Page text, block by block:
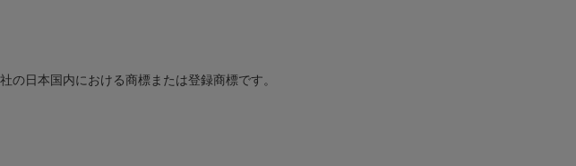
の日本国内における商標または登録商標です。